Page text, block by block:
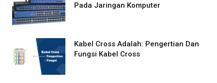
Pada Jaringan Komputer
Kabel Cross Adalah: Pengertian Dan
Fungsi Kabel Cross